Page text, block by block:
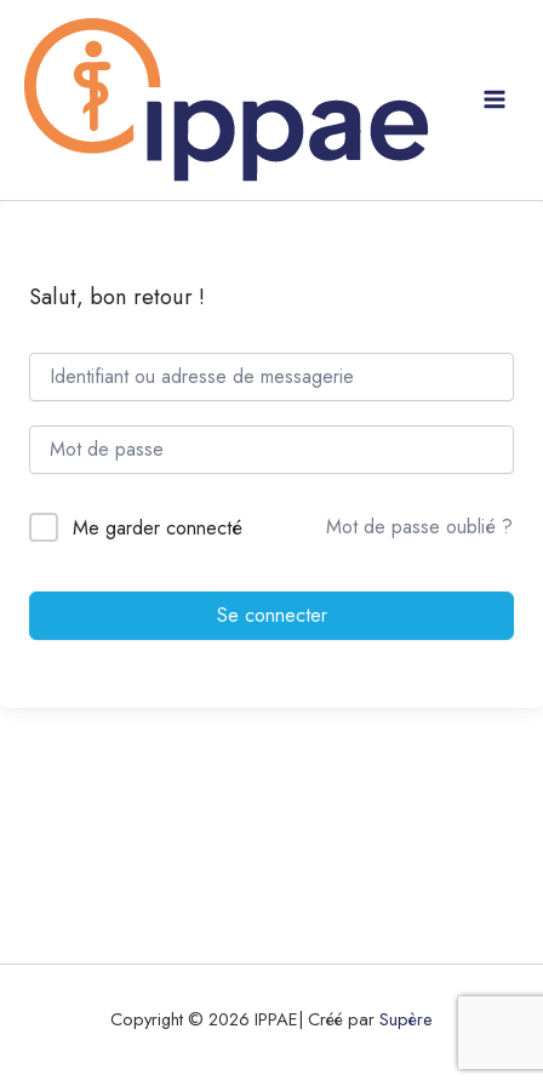
contenu
Salut, bon retour !
Me garder connecté Mot de passe oublié ?
Se connecter
Copyright © 2026 IPPAE| Créé parSupère